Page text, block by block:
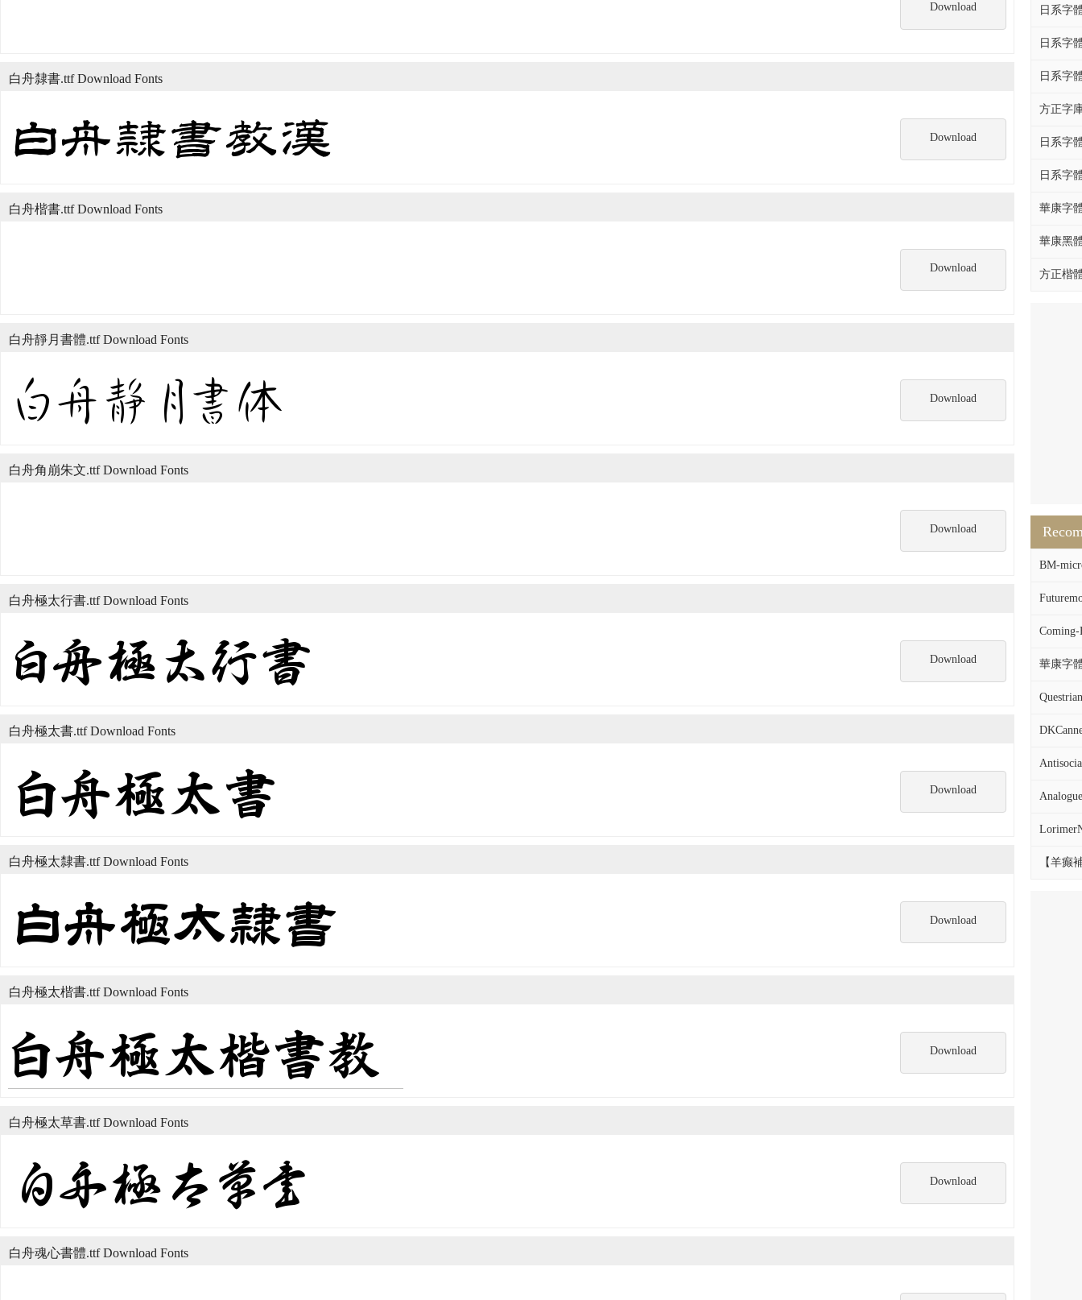
日系字
日系字
日系字
方正字
日系字
日系字
華康字
華康黑
方正楷
BM-
Coming-
華康字
【羊癫
Download
Download
白舟隸書.ttf Download Fonts
Download
白舟楷書.ttf Download Fonts
Download
白舟靜月書體.ttf Download Fonts
Download
白舟角崩朱文.ttf Download Fonts
Download
白舟極太行書.ttf Download Fonts
Download
白舟極太書.ttf Download Fonts
Download
白舟極太隸書.ttf Download Fonts
Download
白舟極太楷書.ttf Download Fonts
Download
白舟極太草書.ttf Download Fonts
白舟魂心書體.ttf Download Fonts